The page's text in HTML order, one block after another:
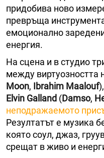
придобива ново
превръща
емоционално
енергия.
На сцена и в студио
между виртуозността
Moon, Ibrahim Maalouf
Elvin Galland (Damso,
неподражаемото
Резултатът е музика
която соул, джаз,
срещат в живо и